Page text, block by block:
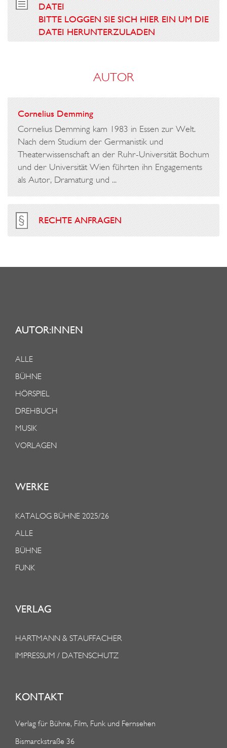
DATEI
BITTE LOGGEN SIE SICH HIER EIN UM DIE
DATEI HERUNTERZULADEN
AUTOR
Cornelius Demming
Cornelius Demming kam 1983 in Essen zur Welt.
Nach dem Studium der Germanistik und
Theaterwissenschaft an der Ruhr-Universität Bochum
und der Universität Wien führten ihn Engagements
als Autor, Dramaturg und ...
RECHTE ANFRAGEN
AUTOR:INNEN
ALLE
BÜHNE
HÖRSPIEL
DREHBUCH
MUSIK
VORLAGEN
WERKE
KATALOG BÜHNE 2025/26
ALLE
BÜHNE
FUNK
VERLAG
HARTMANN & STAUFFACHER
IMPRESSUM / DATENSCHUTZ
KONTAKT
Verlag für Bühne, Film, Funk und Fernsehen
Bismarckstraße 36